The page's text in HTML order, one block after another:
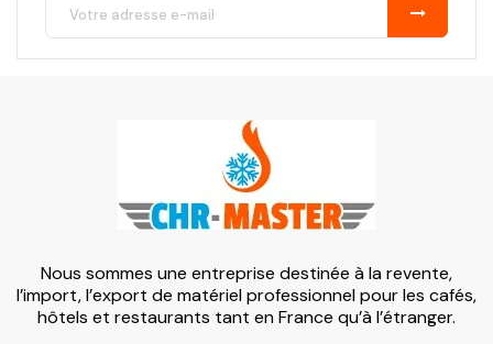
Nous sommes une entreprise destinée à la revente,
l’import, l’export de matériel professionnel pour les cafés,
hôtels et restaurants tant en France qu’à l’étranger.